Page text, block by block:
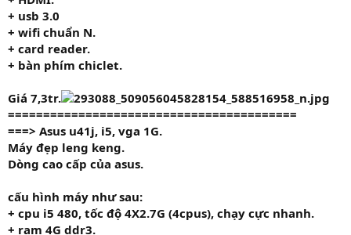
+ usb 3.0
+ wifi chuẩn N.
+ card reader.
+ bàn phím chiclet.
Giá 7,3tr.
=========================================
===> Asus u41j, i5, vga 1G.
Máy đẹp leng keng.
Dòng cao cấp của asus.
cấu hình máy như sau:
+ cpu i5 480, tốc độ 4X2.7G (4cpus), chạy cực nhanh.
+ ram 4G ddr3.